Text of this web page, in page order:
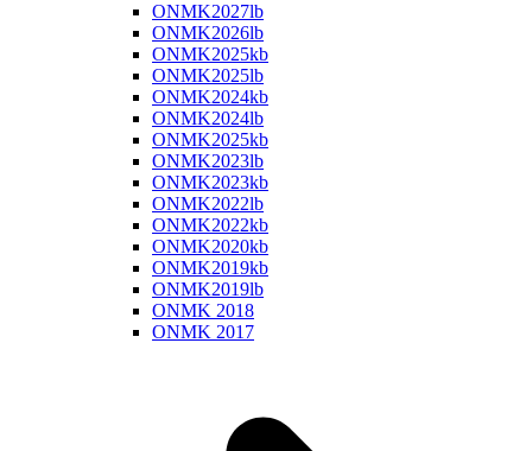
ONMK2027lb
ONMK2026lb
ONMK2025kb
ONMK2025lb
ONMK2024kb
ONMK2024lb
ONMK2025kb
ONMK2023lb
ONMK2023kb
ONMK2022lb
ONMK2022kb
ONMK2020kb
ONMK2019kb
ONMK2019lb
ONMK 2018
ONMK 2017